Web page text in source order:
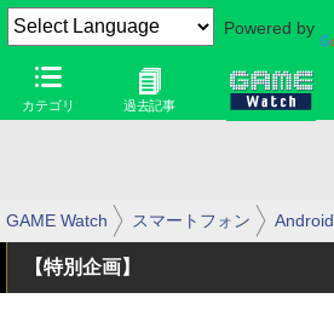
Powered by
カテゴリ 過去記事
GAME Watch スマートフォン Android
【特別企画】